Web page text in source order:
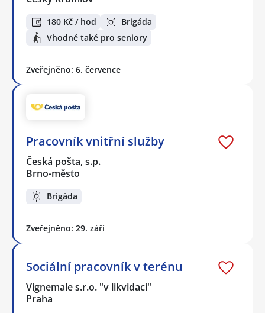
180 Kč / hod
Brigáda
Vhodné také pro seniory
Zveřejněno: 6. července
Pracovník vnitřní služby
Česká pošta, s.p.
Brno-město
Brigáda
Zveřejněno: 29. září
Sociální pracovník v terénu
Vignemale s.r.o. "v likvidaci"
Praha